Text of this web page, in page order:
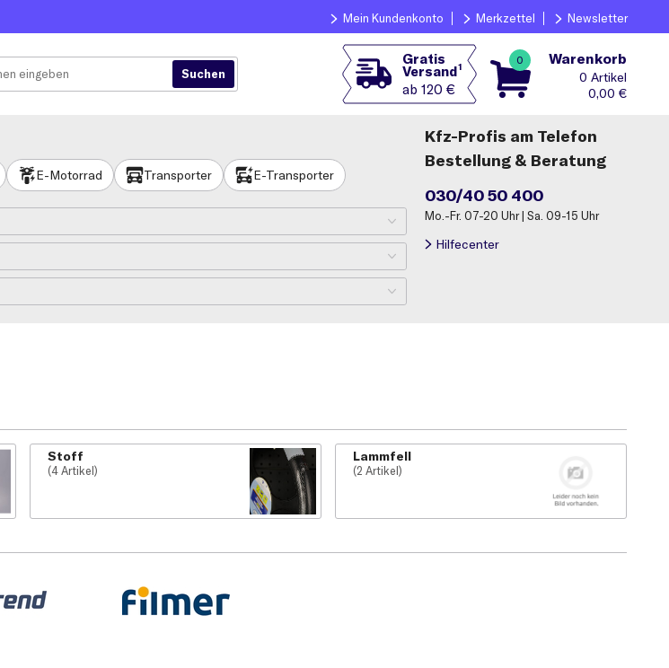
Mein Kundenkonto Merkzettel Newsletter
Gratis
Versand1
ab 120 €
0 Warenkorb
0
0,00 €
E-Motorrad Transporter E-Transporter
Kfz-Profis am Telefon
Bestellung & Beratung
030/40 50 400
Mo.-Fr. 07-20 Uhr | Sa. 09-15 Uhr
Hilfecenter
Stoff
(4 Artikel)
Lammfell
(2 Artikel)